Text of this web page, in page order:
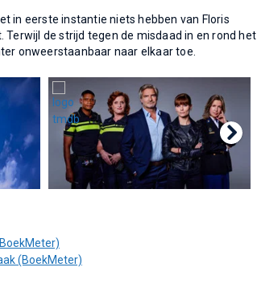
in eerste instantie niets hebben van Floris
de strijd tegen de misdaad in en rond het
onweerstaanbaar naar elkaar toe.
(BoekMeter)